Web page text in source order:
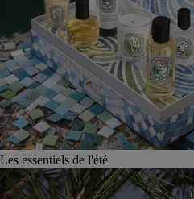
Les essentiels de l'été